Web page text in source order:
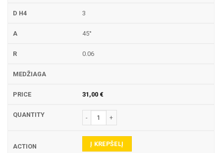
3
45°
0.06
31,00 €
produkto kiekis: E345-R GRAVIRAVIMO FREZA
Į KREPŠELĮ